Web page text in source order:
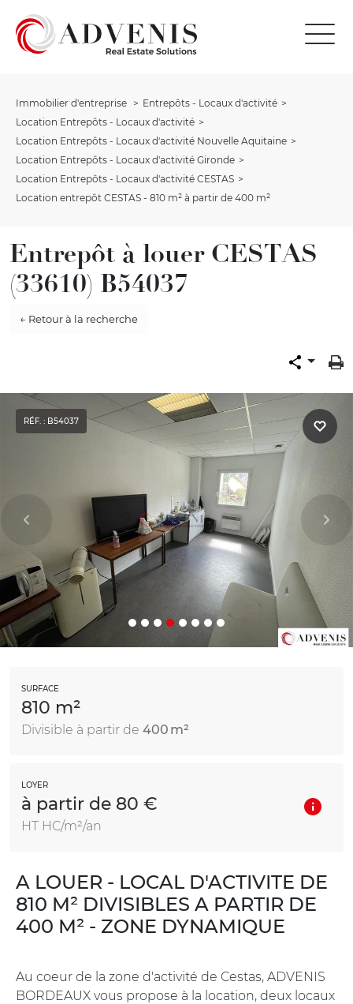
Immobilier d'entreprise
Entrepôts - Locaux d'activité
Location Entrepôts - Locaux d'activité
Location Entrepôts - Locaux d'activité Nouvelle Aquitaine
Location Entrepôts - Locaux d'activité Gironde
Location Entrepôts - Locaux d'activité CESTAS
Location entrepôt CESTAS - 810 m² à partir de 400 m²
Entrepôt à louer CESTAS
(33610) B54037
← Retour à la recherche
RÉF. : B54037
SURFACE
810 m²
Divisible à partir de 400 m²
LOYER
à partir de 80 €
HT HC/m²/an
A LOUER - LOCAL D'ACTIVITE DE
810 M² DIVISIBLES A PARTIR DE
400 M² - ZONE DYNAMIQUE
Au coeur de la zone d'activité de Cestas, ADVENIS
BORDEAUX vous propose à la location, deux locaux